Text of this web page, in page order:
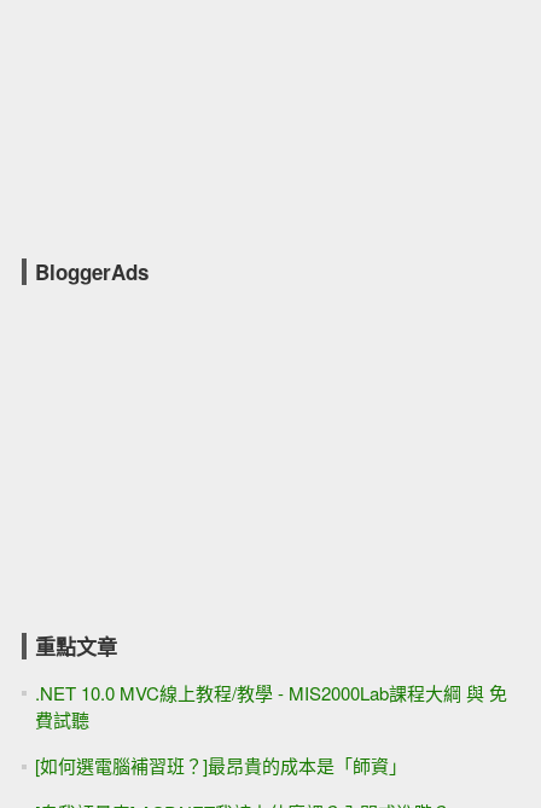
BloggerAds
重點文章
.NET 10.0 MVC線上教程/教學 - MIS2000Lab課程大綱 與 免
費試聽
[如何選電腦補習班？]最昂貴的成本是「師資」